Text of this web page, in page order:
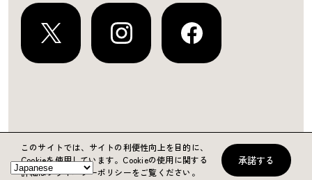
運営会社 プライバシーポリシー お問い合わせ
Copyright ©2024 KING RECORDS
このサイトでは、サイトの利便性向上を目的に、
Cookieを使用しています。Cookieの使用に関する
詳細はプライバシーポリシーをご覧ください。
承諾する